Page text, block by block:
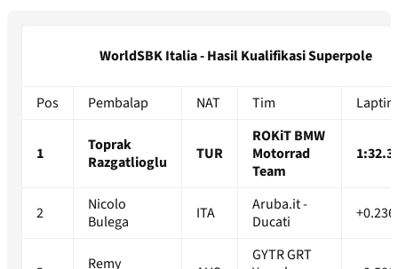
WorldSBK Italia - Hasil Kualifikasi Superpole
Pos Pembalap NAT Tim
1
Toprak
Razgatlioglu
TUR
ROKiT BMW
Motorrad
Team
2
Nicolo
Bulega
ITA
Aruba.it -
Ducati
Remy
GYTR GRT